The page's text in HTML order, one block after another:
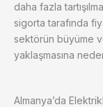
daha fazla
sigorta tarafında
sektörün büyüme
yaklaşmasına
Almanya’da